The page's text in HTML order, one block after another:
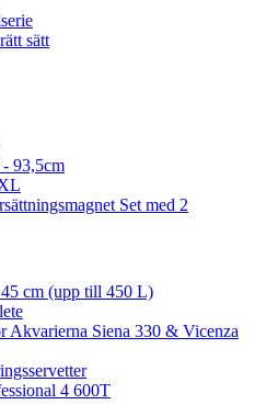
sätt
93,5cm
Set med 2
cm (upp till 450 L)
Akvarierna Siena 330 & Vicenza
4 600T